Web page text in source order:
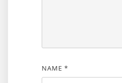
NAME *